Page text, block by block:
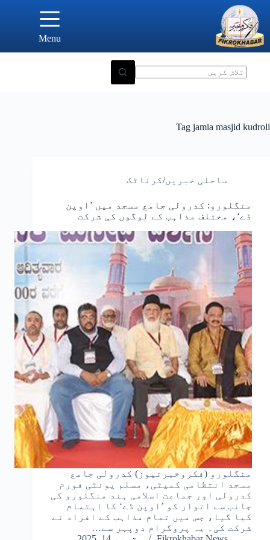
content
Menu
Tag jamia masjid kudroli
ساحلی خبریں/کرناٹک
منگلورو: کدرولی جامع مسجد میں ’اوپن
ڈے‘، مختلف مذاہب کے لوگوں کی شرکت
منگلورو (فکروخبرنیوز) کدرولی جامع
مسجد انتظامی کمیٹی، مسلم یونٹی فورم
کدرولی اور جماعت اسلامی ہند منگلورو کی
جانب سے اتوار کو ’اوپن ڈے‘ کا اہتمام
کیا گیا، جس میں تمام مذاہب کے افراد نے
شرکت کی۔ یہ پروگرام دوپہر سے…